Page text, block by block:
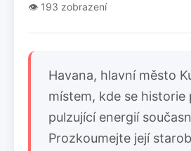
👁️ 193 zobrazení
Havana, hlavní město
místem, kde se historie
pulzující energií
Prozkoumejte její